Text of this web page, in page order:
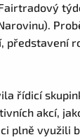
představení
řídicí
akcí,
plně využili